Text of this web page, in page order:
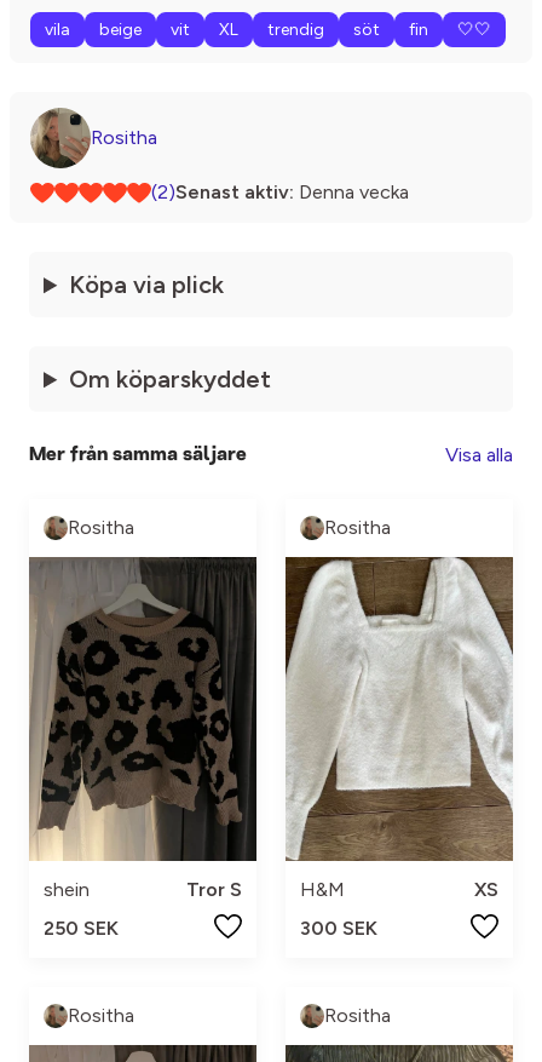
vila beige vit XL trendig söt fin 🤍🤍
Rositha
(2)Senast aktiv: Denna vecka
Köpa via plick
Om köparskyddet
Mer från samma säljare Visa alla
Rositha
shein
Tror S
250 SEK
Rositha
H&M
XS
300 SEK
Rositha Rositha